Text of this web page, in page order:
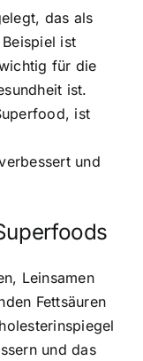
das als
ist
für die
ist.
ist
und
Leinsamen
Fettsäuren
und das